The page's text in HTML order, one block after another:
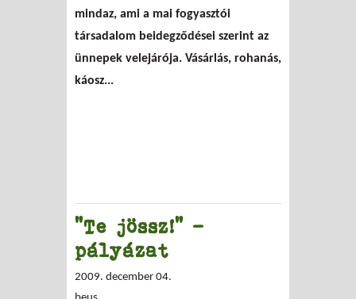
mindaz, ami a mai fogyasztói
társadalom beidegződései szerint az
ünnepek velejárója. Vásárlás, rohanás,
káosz...
"Te jössz!" -
pályázat
2009. december 04.